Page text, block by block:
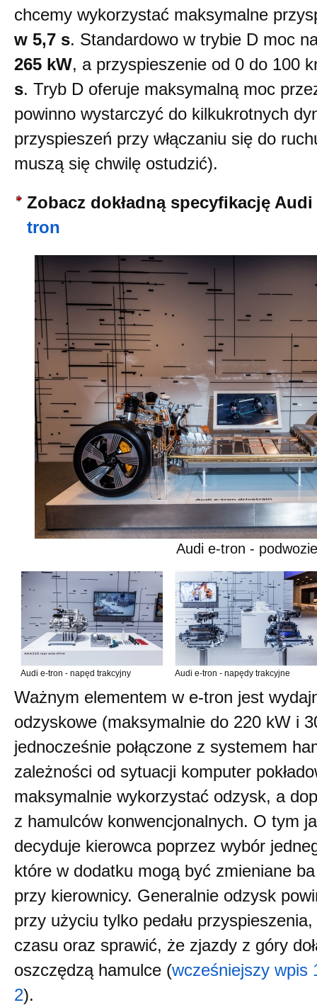
chcemy wykorzystać maksymalne
w 5,7 s. Standardowo w trybie D moc
265 kW, a przyspieszenie od 0 do 100
s. Tryb D oferuje maksymalną moc
powinno wystarczyć do kilkukrotnych
przyspieszeń przy włączaniu się do
muszą się chwilę ostudzić).
Zobacz dokładną specyfikację
tron
Audi e-tron - podwozie
Audi e-tron - napęd trakcyjny Audi e-tron - napędy trakcyjne
Ważnym elementem w e-tron jest
odzyskowe (maksymalnie do 220 kW i
jednocześnie połączone z systemem
zależności od sytuacji komputer
maksymalnie wykorzystać odzysk, a
z hamulców konwencjonalnych. O tym
decyduje kierowca poprzez wybór
które w dodatku mogą być zmieniane
przy kierownicy. Generalnie odzysk
przy użyciu tylko pedału
czasu oraz sprawić, że zjazdy z góry
oszczędzą hamulce (wcześniejszy wpis
2).